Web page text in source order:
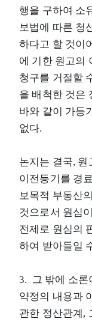
행을 구하여 소
보법에 따른 청
하다고 할 것이
에 기한 원고의
청구를 거절할
을 배척한 것은
바와 같이 가등
없다.
논지는 결국, 원
이전등기를 경
보목적 부동산
것으로서 원심
전제로 원심의
하여 받아들일
3. 그 밖에 소론
약정의 내용과
관한 정산관계,